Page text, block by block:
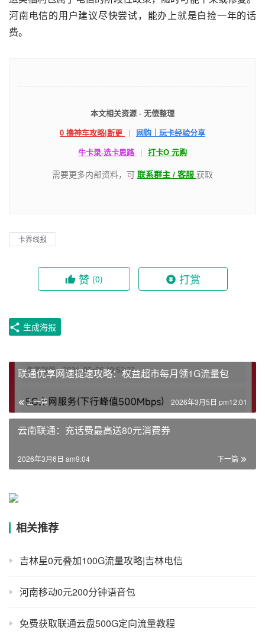
河南电信的用户建议尽快尝试，能办上就是白捡一年的话
费。
本文相关资源 · 无偿整理
0 撸神车攻略|断更 |
网购｜玩卡经验分享
牛卡录·选卡思路 | 打卡O 元购
需要更多内部资料，可 联系群主 / 客服 获取
卡界线报
赞 (0) 打赏
生成海报
联通优享网速提速攻略：权益超市每月领1G流量包
上一篇 2026年3月5日 pm12:01
云南联通：充话费最高送80元消费券
下一篇
2026年3月6日 am9:04
相关推荐
吉林星0元叠加100G流量攻略|吉林电信
河南移动0元200分钟语音包
免费获取联通云盘500G定向流量教程